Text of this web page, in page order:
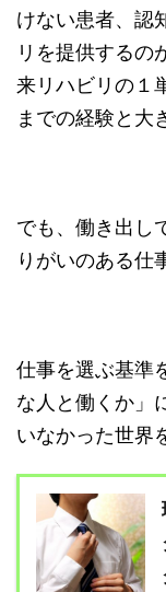
けない患者、認
リを提供するの
来リハビリの１
までの経験と大
でも、働き出し
りがいのある仕
仕事を選ぶ基準
な人と働くか」
いなかった世界